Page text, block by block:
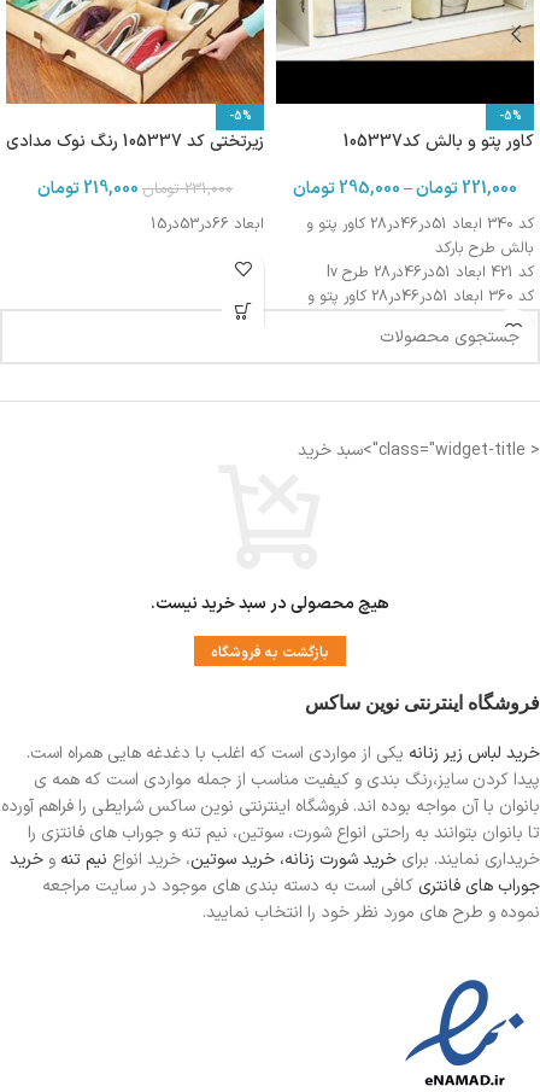
-5%
کاور پتو و بالش کد105337
221,000تومان–
295,000تومان
کد 340 ابعاد 51در46در28 کاور پتو و
بالش طرح بارکد
کد 421 ابعاد 51در46در28 طرح lv
کد 360 ابعاد 51در46در28 کاور پتو و
بالش طرح کالای خواب
-5%
زیرتختی کد 105337 رنگ نوک مدادی
231,000 تومان 219,000تومان
ابعاد 66در53در15
< class="widget-title">سبد خرید
هیچ محصولی در سبد خرید نیست.
بازگشت به فروشگاه
فروشگاه اینترنتی نوین ساکس
خرید لباس زیر زنانه یکی از مواردی است که اغلب با دغدغه هایی همراه است.
پیدا کردن سایز،رنگ بندی و کیفیت مناسب از جمله مواردی است که همه ی
بانوان با آن مواجه بوده اند. فروشگاه اینترنتی نوین ساکس شرایطی را فراهم آورده
تا بانوان بتوانند به راحتی انواع شورت، سوتین، نیم تنه و جوراب های فانتزی را
خریداری نمایند. برای خرید شورت زنانه، خرید سوتین، خرید انواع نیم تنه و خرید
جوراب های فانتری کافی است به دسته بندی های موجود در سایت مراجعه
نموده و طرح های مورد نظر خود را انتخاب نمایید.